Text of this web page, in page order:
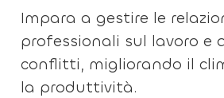
Impara a gestire le
professionali sul lavoro e
conflitti, migliorando il
la produttività.